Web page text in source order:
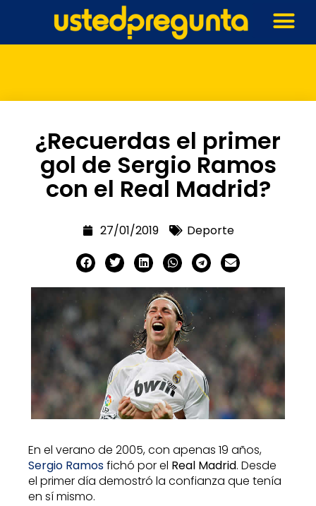
¿Recuerdas el primer
gol de Sergio Ramos
con el Real Madrid?
27/01/2019 Deporte
En el verano de 2005, con apenas 19 años,
Sergio Ramosfichó por el Real Madrid. Desde
el primer día demostró la confianza que tenía
en sí mismo.